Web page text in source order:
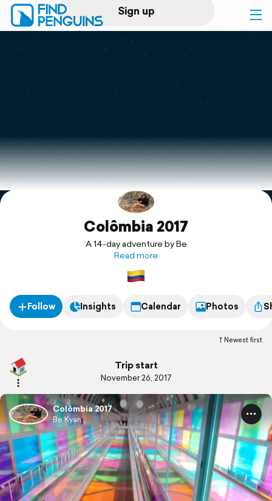
Sign up
Log in
Print a book
Flyover video
Explore
Colômbia 2017
A 14-day adventure by Be
Read more
Follow Insights Calendar Photos
Newest first
Trip start
November 26, 2017
Colômbia 2017
Be Kyan